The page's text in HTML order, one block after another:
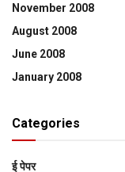
November 2008
August 2008
June 2008
January 2008
Categories
ई पेपर